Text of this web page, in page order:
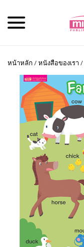
หน้าหลัก /หนังสือของเรา /